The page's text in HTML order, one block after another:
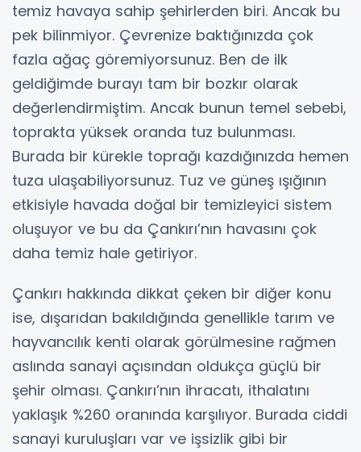
temiz havaya sahip şehirlerden biri. Ancak bu
pek bilinmiyor. Çevrenize baktığınızda çok
fazla ağaç göremiyorsunuz. Ben de ilk
geldiğimde burayı tam bir bozkır olarak
değerlendirmiştim. Ancak bunun temel sebebi,
toprakta yüksek oranda tuz bulunması.
Burada bir kürekle toprağı kazdığınızda hemen
tuza ulaşabiliyorsunuz. Tuz ve güneş ışığının
etkisiyle havada doğal bir temizleyici sistem
oluşuyor ve bu da Çankırı’nın havasını çok
daha temiz hale getiriyor.
Çankırı hakkında dikkat çeken bir diğer konu
ise, dışarıdan bakıldığında genellikle tarım ve
hayvancılık kenti olarak görülmesine rağmen
aslında sanayi açısından oldukça güçlü bir
şehir olması. Çankırı’nın ihracatı, ithalatını
yaklaşık %260 oranında karşılıyor. Burada ciddi
sanayi kuruluşları var ve işsizlik gibi bir